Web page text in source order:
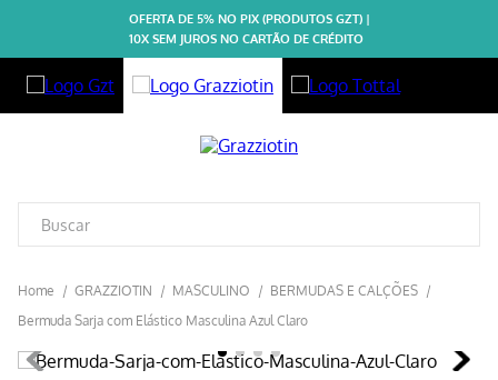
OFERTA DE 5% NO PIX (PRODUTOS GZT) |
10X SEM JUROS NO CARTÃO DE CRÉDITO
GRAZZIOTIN MASCULINO
BERMUDAS E CALÇÕES
Bermuda Sarja com Elástico Masculina Azul Claro